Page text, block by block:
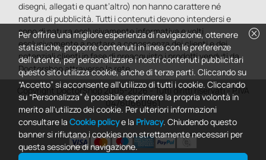
disegni, allegati e quant’altro) non hanno carattere né
natura di pubblicità. Tutti i contenuti devono intendersi e
sono di natura esclusivamente informativa e volti
esclusivamente a portare a conoscenza dei clienti e dei
potenziali clienti in fase di preacquisto i prodotti venduti da
Doctorshop attraverso la rete.
Copyright DoctorShop 2005-2026 - Tutti diritti riservati - P.IVA
04760660961
cancel
Per offrire una migliore esperienza di navigazione, ottenere
statistiche, proporre contenuti in linea con le preferenze
dell'utente, per personalizzare i nostri contenuti pubblicitari
questo sito utilizza cookie, anche di terze parti. Cliccando su
“Accetto” si acconsente all'utilizzo di tutti i cookie. Cliccando
su “Personalizza” è possibile esprimere la propria volontà in
merito all'utilizzo dei cookie. Per ulteriori informazioni
consultare la Cookie policye la Privacy. Chiudendo questo
banner si rifiutano i cookies non strettamente necessari per
questa sessione di navigazione.